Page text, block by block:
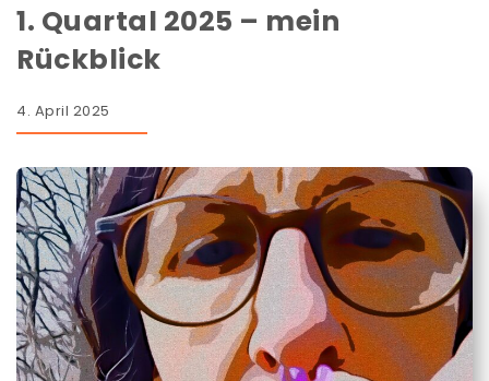
1. Quartal 2025 – mein
Rückblick
4. April 2025